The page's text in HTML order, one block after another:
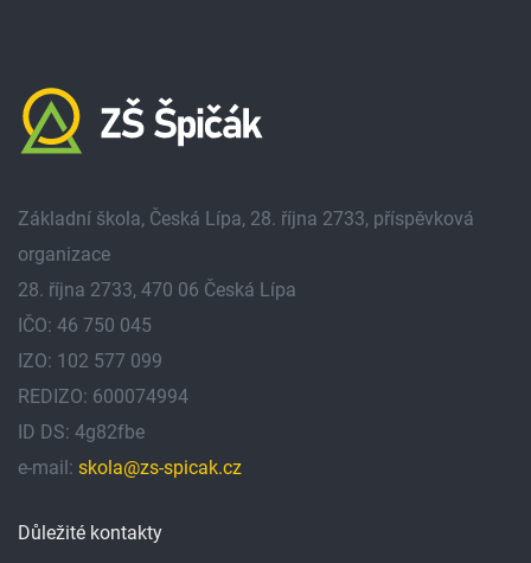
Základní škola, Česká Lípa, 28. října 2733, příspěvková
organizace
28. října 2733, 470 06 Česká Lípa
IČO: 46 750 045
IZO: 102 577 099
REDIZO: 600074994
ID DS: 4g82fbe
e-mail: skola@zs-spicak.cz
Důležité kontakty